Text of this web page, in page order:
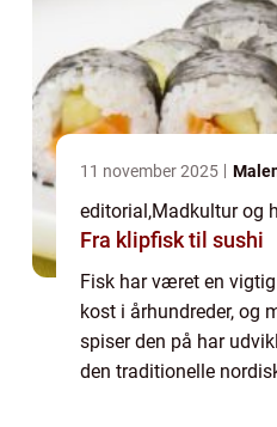
11 november 2025
editorial,Madkultur og
Fra klipfisk til sushi
Fisk har været en
kost i århundreder, og
spiser den på har
den traditionelle